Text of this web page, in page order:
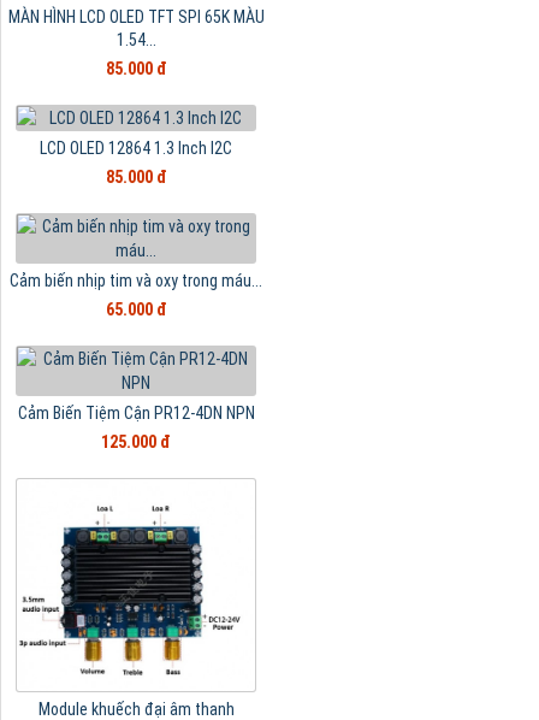
MÀN HÌNH LCD OLED TFT SPI 65K MÀU
1.54...
85.000 đ
LCD OLED 12864 1.3 Inch I2C
85.000 đ
Cảm biến nhịp tim và oxy trong máu...
65.000 đ
Cảm Biến Tiệm Cận PR12-4DN NPN
125.000 đ
Module khuếch đại âm thanh